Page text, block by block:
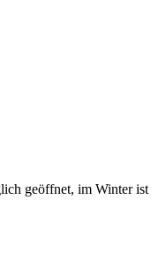
geöffnet, im Winter ist